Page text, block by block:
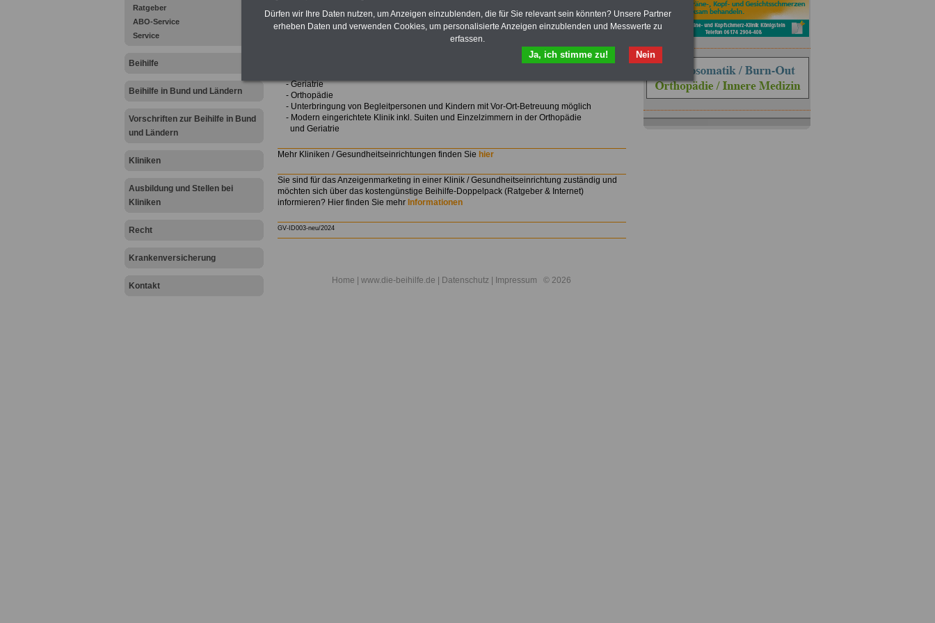
Ratgeber
ABO-Service
Service
Beihilfe
Beihilfe in Bund und Ländern
Vorschriften zur Beihilfe in Bund
und Ländern
Kliniken
Ausbildung und Stellen bei
Kliniken
Recht
Krankenversicherung
Kontakt
Einfach Bild anklicken
.
- Geriatrie
- Orthopädie
- Unterbringung von Begleitpersonen und Kindern mit Vor-Ort-Betreuung möglich
- Modern eingerichtete Klinik inkl. Suiten und Einzelzimmern in der Orthopädie
und Geriatrie
Mehr Kliniken / Gesundheitseinrichtungen finden Sie hier
Sie sind für das Anzeigenmarketing in einer Klinik / Gesundheitseinrichtung zuständig und
möchten sich über das kostengünstige Beihilfe-Doppelpack (Ratgeber & Internet)
informieren? Hier finden Sie mehr Informationen
GV-ID003-neu/2024
Home | www.die-beihilfe.de | Datenschutz Impressum © 2026
Dürfen wir Ihre Daten nutzen, um Anzeigen einzublenden, die für Sie relevant sein könnten? Unsere Partner
erheben Daten und verwenden Cookies, um personalisierte Anzeigen einzublenden und Messwerte zu
erfassen.
Nein
Ja, ich stimme zu!